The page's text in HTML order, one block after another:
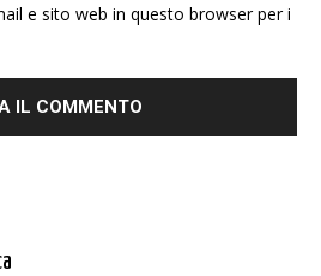
e sito web in questo browser per i